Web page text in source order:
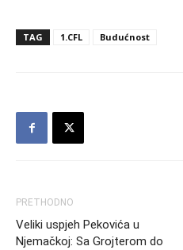
TAG 1.CFL Budućnost
PRETHODNO
Veliki uspjeh Pekovića u
Njemačkoj: Sa Grojterom do